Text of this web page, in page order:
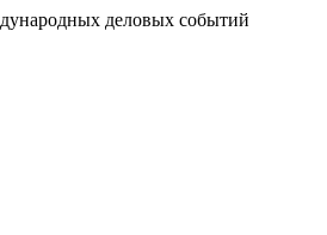
деловых событий